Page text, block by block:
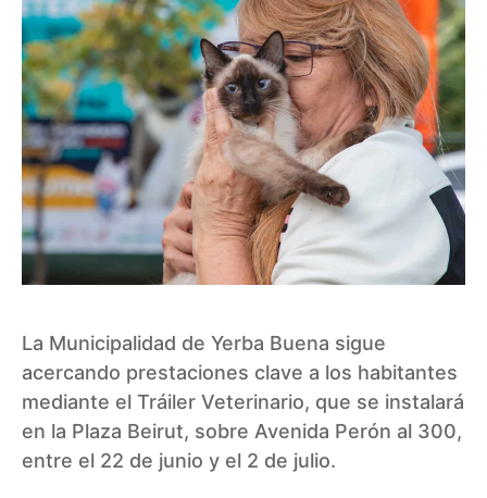
La Municipalidad de Yerba Buena sigue
acercando prestaciones clave a los habitantes
mediante el Tráiler Veterinario, que se instalará
en la Plaza Beirut, sobre Avenida Perón al 300,
entre el 22 de junio y el 2 de julio.